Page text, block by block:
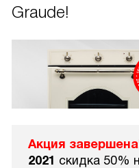
Graude!
Акция
2021 скидка 50%